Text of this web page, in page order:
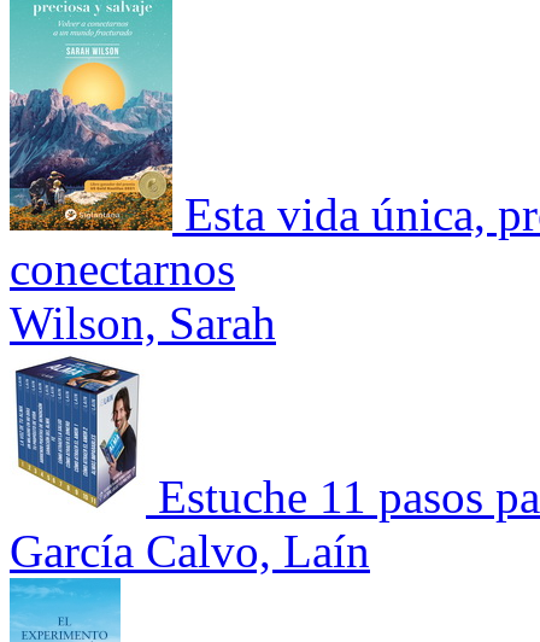
Esta vida única,
conectarnos
Wilson, Sarah
Estuche 11 pasos
García Calvo, Laín